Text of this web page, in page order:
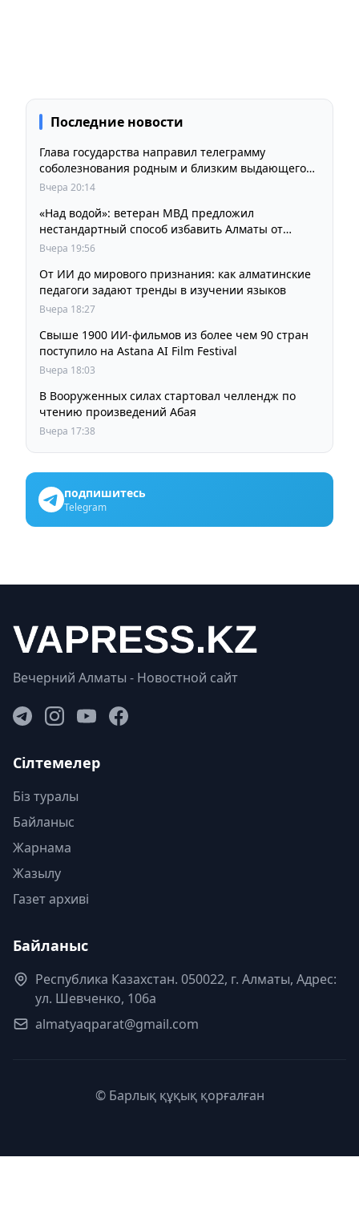
Последние новости
Глава государства направил телеграмму
соболезнования родным и близким выдающегося
кинорежиссера Ардака Амиркулова
Вчера 20:14
«Над водой»: ветеран МВД предложил
нестандартный способ избавить Алматы от
пробок и смога
Вчера 19:56
От ИИ до мирового признания: как алматинские
педагоги задают тренды в изучении языков
Вчера 18:27
Свыше 1900 ИИ-фильмов из более чем 90 стран
поступило на Astana AI Film Festival
Вчера 18:03
В Вооруженных силах стартовал челлендж по
чтению произведений Абая
Вчера 17:38
подпишитесь
Telegram
Вечерний Алматы - Новостной сайт
Сілтемелер
Біз туралы
Байланыс
Жарнама
Жазылу
Газет архиві
Байланыс
Республика Казахстан. 050022, г. Алматы, Адрес:
ул. Шевченко, 106а
almatyaqparat@gmail.com
© Барлық құқық қорғалған